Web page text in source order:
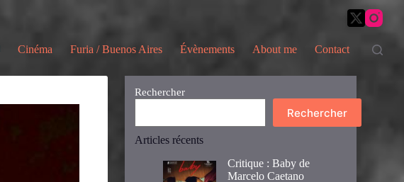
Cinéma Furia / Buenos Aires Évènements About me Contact
Rechercher
Rechercher
Articles récents
Critique : Baby de
Marcelo Caetano